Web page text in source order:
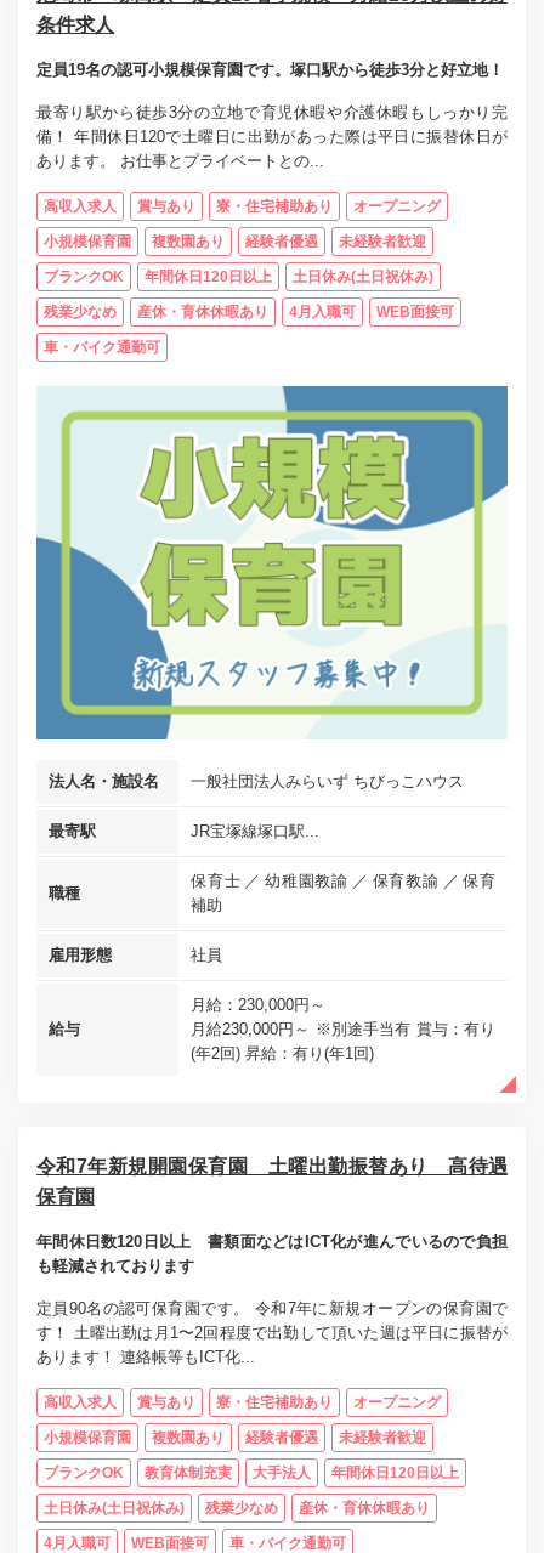
条件求人
定員19名の認可小規模保育園です。塚口駅から徒歩3分と好立地！
最寄り駅から徒歩3分の立地で育児休暇や介護休暇もしっかり完
備！ 年間休日120で土曜日に出勤があった際は平日に振替休日が
あります。 お仕事とプライベートとの...
高収入求人 賞与あり 寮・住宅補助あり オープニング
小規模保育園 複数園あり 経験者優遇 未経験者歓迎
ブランクOK 年間休日120日以上 土日休み(土日祝休み)
残業少なめ 産休・育休休暇あり 4月入職可 WEB面接可
車・バイク通勤可
法人名・施設名 一般社団法人みらいず ちびっこハウス
最寄駅 JR宝塚線塚口駅...
職種
保育士 幼稚園教諭 保育教諭
保育
補助
雇用形態 社員
給与
月給：230,000円～
月給230,000円～ ※別途手当有 賞与：有り
(年2回) 昇給：有り(年1回)
令和7年新規開園保育園 土曜出勤振替あり 高待遇
保育園
年間休日数120日以上 書類面などはICT化が進んでいるので負担
も軽減されております
定員90名の認可保育園です。 令和7年に新規オープンの保育園で
す！ 土曜出勤は月1〜2回程度で出勤して頂いた週は平日に振替が
あります！ 連絡帳等もICT化...
高収入求人 賞与あり 寮・住宅補助あり オープニング
小規模保育園 複数園あり 経験者優遇 未経験者歓迎
ブランクOK 教育体制充実 大手法人 年間休日120日以上
土日休み(土日祝休み) 残業少なめ 産休・育休休暇あり
4月入職可 WEB面接可 車・バイク通勤可